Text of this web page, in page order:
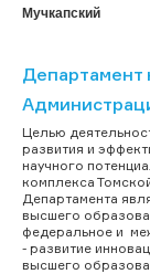
Мучкапский
Департамент
Целью
развития и
научного
комплекса
Департамента
высшего
федеральное и
- развитие
высшего